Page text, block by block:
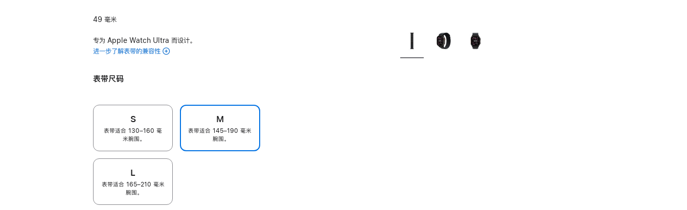
49 毫米
专为 Apple Watch Ultra 而设计。
进一步了解表带的兼容性
表带尺码
S
表带适合 130–160 毫
米腕围。
M
表带适合 145–190 毫米
腕围。
L
表带适合 165–210 毫米
腕围。